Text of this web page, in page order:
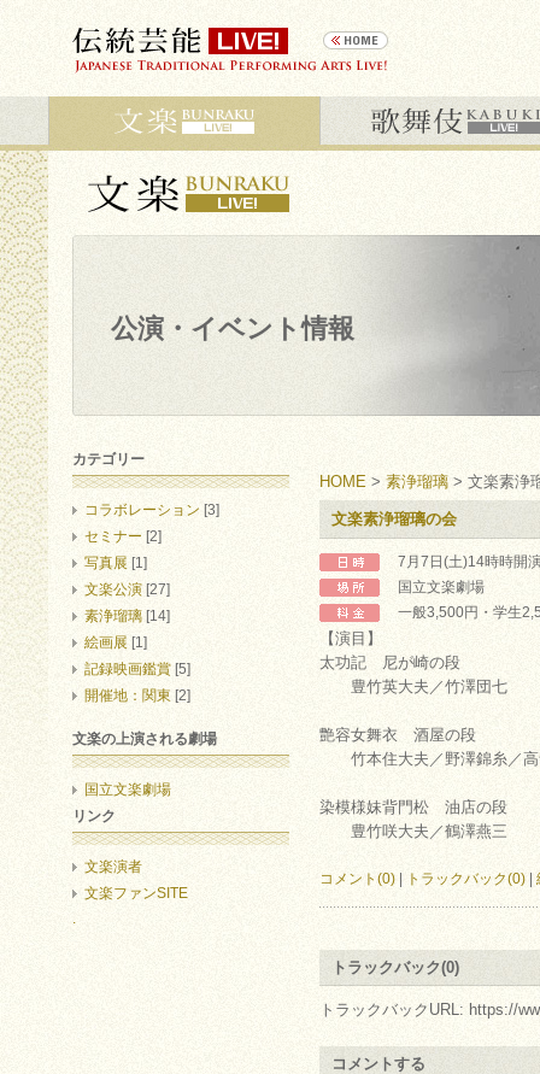
公演・イベント情報
HOME > 素浄瑠璃 > 文楽素浄
文楽素浄瑠璃の会
7月7日(土)14時時開
国立文楽劇場
一般3,500円・学生
【演目】
太功記 尼が崎の段
豊竹英大夫／竹澤団七
艶容女舞衣 酒屋の段
竹本住大夫／野澤錦糸／
染模様妹背門松 油店の段
豊竹咲大夫／鶴澤燕三
コメント(0) トラックバック(0)
トラックバック(0)
トラックバックURL: https://
コメントする
カテゴリー
コラボレーション [3]
セミナー [2]
写真展 [1]
文楽公演 [27]
素浄瑠璃 [14]
絵画展 [1]
記録映画鑑賞 [5]
開催地：関東 [2]
文楽の上演される劇場
国立文楽劇場
リンク
文楽演者
文楽ファンSITE
.